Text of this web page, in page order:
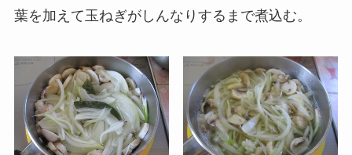
葉を加えて玉ねぎがしんなりするまで煮込む。